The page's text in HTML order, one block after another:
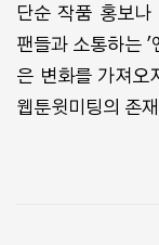
단순 작품 홍보나
팬들과 소통하는 '
은 변화를 가져오
웹툰윗미팅의 존